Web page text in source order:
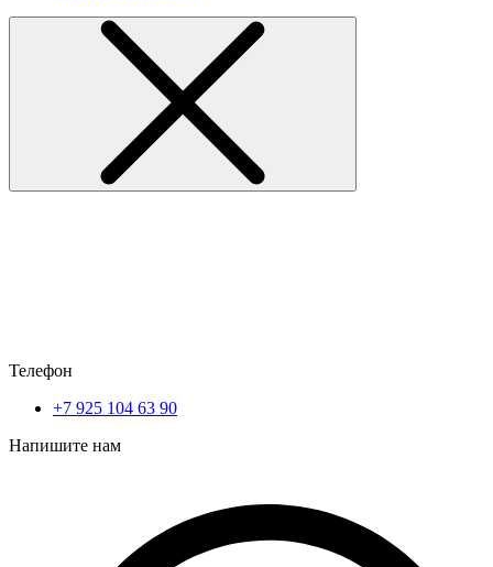
Телефон
+7 925 104 63 90
Напишите нам